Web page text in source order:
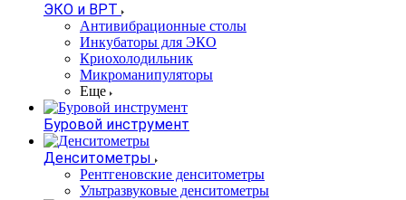
ЭКО и ВРТ
Антивибрационные столы
Инкубаторы для ЭКО
Криохолодильник
Микроманипуляторы
Еще
Буровой инструмент
Денситометры
Рентгеновские денситометры
Ультразвуковые денситометры